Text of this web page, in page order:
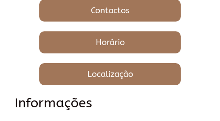
Contactos
Horário
Localização
Informações